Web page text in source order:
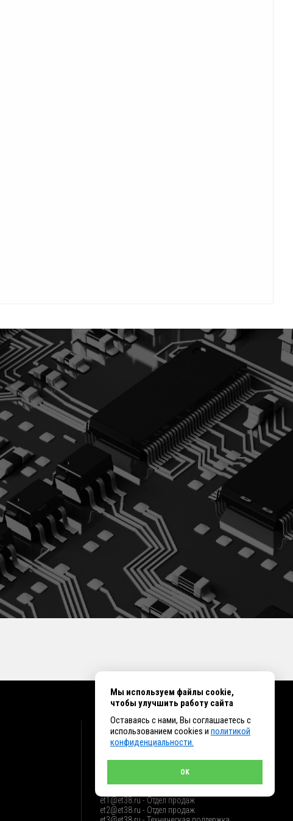
КОНТАКТЫ
+7 (914) 010-76-83, 8 (3952) 93-27-93 - Отдел
et1@et38.ru - Отдел продаж
et2@et38.ru - Отдел продаж
Мы используем файлы cookie,
чтобы улучшить работу сайта
Оставаясь с нами, Вы соглашаетесь с
использованием cookies и политикой
конфиденциальности.
OK